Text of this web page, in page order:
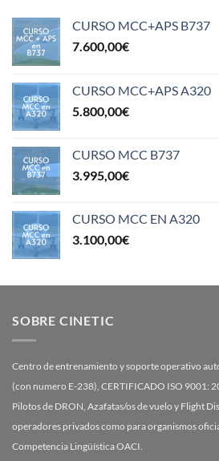
CURSO MCC+APS B737
7.600,00€
CURSO MCC+APS A320
5.800,00€
CURSO MCC B737
3.995,00€
CURSO MCC EN A320
3.100,00€
SOBRE CINETIC
Centro de entrenamiento y soporte operativo
(con numero E-238), CERTIFICADO ISO 9001:
Pilotos de DRON, Azafatas/os de vuelo y Flight
operadores privados como para organismos
Competencia Lingüística OACI.